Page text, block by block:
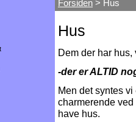
Forsiden > Hus
Hus
Dem der har
-der er ALTID
Men det syntes vi
charmerende ved
have hus.